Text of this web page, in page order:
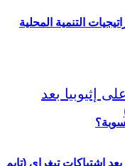
التنمية المحلية
اشتباكات تيغراي (تايم